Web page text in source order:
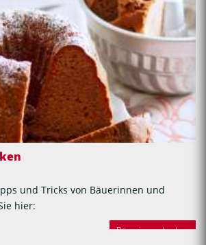
und Tricks von Bäuerinnen und
hier:
Bäuerinnen backen